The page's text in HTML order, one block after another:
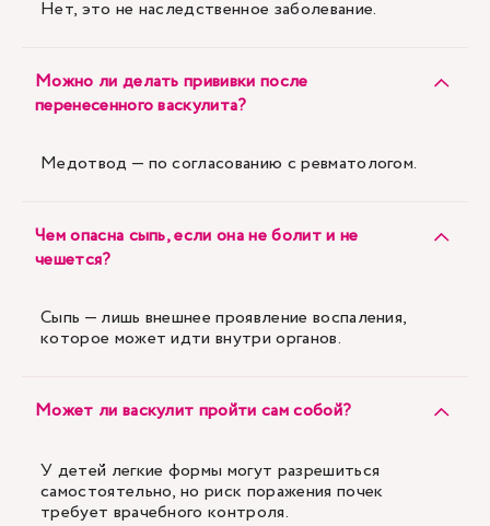
Нет, это не наследственное заболевание.
Можно ли делать прививки после
перенесенного васкулита?
Медотвод — по согласованию с ревматологом.
Чем опасна сыпь, если она не болит и не
чешется?
Сыпь — лишь внешнее проявление воспаления,
которое может идти внутри органов.
Может ли васкулит пройти сам собой?
У детей легкие формы могут разрешиться
самостоятельно, но риск поражения почек
требует врачебного контроля.